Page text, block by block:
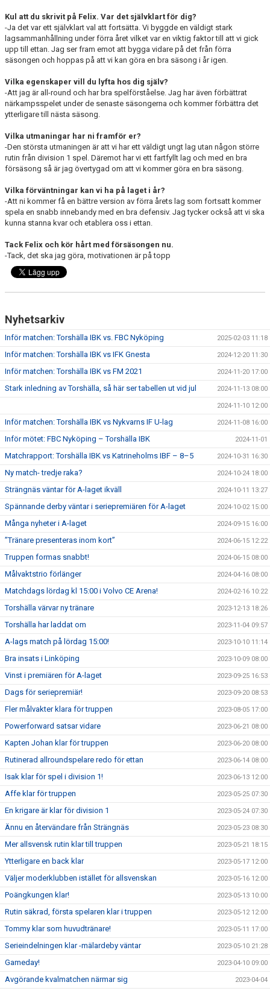
Kul att du skrivit på Felix. Var det självklart för dig?
-Ja det var ett självklart val att fortsätta. Vi byggde en väldigt stark
lagsammanhållning under förra året vilket var en viktig faktor till att vi gick
upp till ettan. Jag ser fram emot att bygga vidare på det från förra
säsongen och hoppas på att vi kan göra en bra säsong i år igen.
Vilka egenskaper vill du lyfta hos dig själv?
-Att jag är all-round och har bra spelförståelse. Jag har även förbättrat
närkampsspelet under de senaste säsongerna och kommer förbättra det
ytterligare till nästa säsong.
Vilka utmaningar har ni framför er?
-Den största utmaningen är att vi har ett väldigt ungt lag utan någon större
rutin från division 1 spel. Däremot har vi ett fartfyllt lag och med en bra
försäsong så är jag övertygad om att vi kommer göra en bra säsong.
Vilka förväntningar kan vi ha på laget i år?
-Att ni kommer få en bättre version av förra årets lag som fortsatt kommer
spela en snabb innebandy med en bra defensiv. Jag tycker också att vi ska
kunna stanna kvar och etablera oss i ettan.
Tack Felix och kör hårt med försäsongen nu.
-Tack, det ska jag göra, motivationen är på topp
Nyhetsarkiv
Inför matchen: Torshälla IBK vs. FBC Nyköping 2025-02-03 11:18
Inför matchen: Torshälla IBK vs IFK Gnesta 2024-12-20 11:30
Inför matchen: Torshälla IBK vs FM 2021 2024-11-20 17:00
Stark inledning av Torshälla, så här ser tabellen ut vid jul 2024-11-13 08:00
2024-11-10 12:00
Inför matchen: Torshälla IBK vs Nykvarns IF U-lag 2024-11-08 16:00
Inför mötet: FBC Nyköping – Torshälla IBK 2024-11-01
Matchrapport: Torshälla IBK vs Katrineholms IBF – 8–5 2024-10-31 16:30
Ny match- tredje raka? 2024-10-24 18:00
Strängnäs väntar för A-laget ikväll 2024-10-11 13:27
Spännande derby väntar i seriepremiären för A-laget 2024-10-02 15:00
Många nyheter i A-laget 2024-09-15 16:00
”Tränare presenteras inom kort” 2024-06-15 12:22
Truppen formas snabbt! 2024-06-15 08:00
Målvaktstrio förlänger 2024-04-16 08:00
Matchdags lördag kl 15:00 i Volvo CE Arena! 2024-02-16 10:22
Torshälla värvar ny tränare 2023-12-13 18:26
Torshälla har laddat om 2023-11-04 09:57
A-lags match på lördag 15:00! 2023-10-10 11:14
Bra insats i Linköping 2023-10-09 08:00
Vinst i premiären för A-laget 2023-09-25 16:53
Dags för seriepremiär! 2023-09-20 08:53
Fler målvakter klara för truppen 2023-08-05 17:00
Powerforward satsar vidare 2023-06-21 08:00
Kapten Johan klar för truppen 2023-06-20 08:00
Rutinerad allroundspelare redo för ettan 2023-06-14 08:00
Isak klar för spel i division 1! 2023-06-13 12:00
Affe klar för truppen 2023-05-25 07:30
En krigare är klar för division 1 2023-05-24 07:30
Ännu en återvändare från Strängnäs 2023-05-23 08:30
Mer allsvensk rutin klar till truppen 2023-05-21 18:15
Ytterligare en back klar 2023-05-17 12:00
Väljer moderklubben istället för allsvenskan 2023-05-16 12:00
Poängkungen klar! 2023-05-13 10:00
Rutin säkrad, första spelaren klar i truppen 2023-05-12 12:00
Tommy klar som huvudtränare! 2023-05-11 17:00
Serieindelningen klar -mälardeby väntar 2023-05-10 21:28
Gameday! 2023-04-10 09:00
Avgörande kvalmatchen närmar sig 2023-04-04